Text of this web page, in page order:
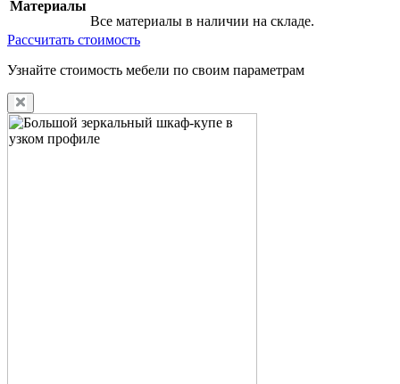
Материалы
Все материалы в наличии на складе.
Рассчитать стоимость
Узнайте стоимость мебели по своим параметрам